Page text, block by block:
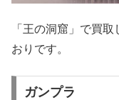
「王の洞窟」で買
おりです。
ガンプラ